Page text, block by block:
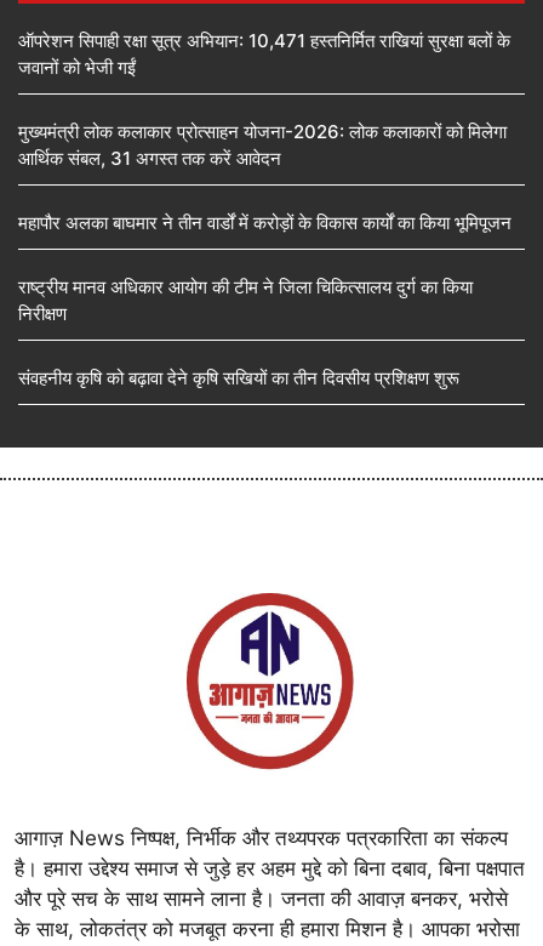
ऑपरेशन सिपाही रक्षा सूत्र अभियान: 10,471 हस्तनिर्मित राखियां सुरक्षा बलों के
जवानों को भेजी गईं
मुख्यमंत्री लोक कलाकार प्रोत्साहन योजना-2026: लोक कलाकारों को मिलेगा
आर्थिक संबल, 31 अगस्त तक करें आवेदन
महापौर अलका बाघमार ने तीन वार्डों में करोड़ों के विकास कार्यों का किया भूमिपूजन
राष्ट्रीय मानव अधिकार आयोग की टीम ने जिला चिकित्सालय दुर्ग का किया
निरीक्षण
संवहनीय कृषि को बढ़ावा देने कृषि सखियों का तीन दिवसीय प्रशिक्षण शुरू
आगाज़ News निष्पक्ष, निर्भीक और तथ्यपरक पत्रकारिता का संकल्प
है। हमारा उद्देश्य समाज से जुड़े हर अहम मुद्दे को बिना दबाव, बिना पक्षपात
और पूरे सच के साथ सामने लाना है। जनता की आवाज़ बनकर, भरोसे
के साथ, लोकतंत्र को मजबूत करना ही हमारा मिशन है। आपका भरोसा